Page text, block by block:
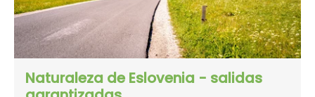
Naturaleza de Eslovenia - salidas